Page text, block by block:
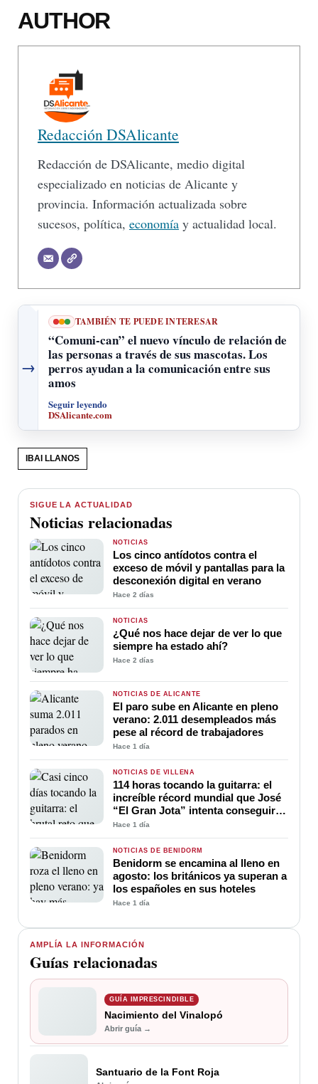
AUTHOR
Redacción DSAlicante
Redacción de DSAlicante, medio digital
especializado en noticias de Alicante y
provincia. Información actualizada sobre
sucesos, política, economía y actualidad local.
→
TAMBIÉN TE PUEDE INTERESAR
“Comuni-can” el nuevo vínculo de relación de
las personas a través de sus mascotas. Los
perros ayudan a la comunicación entre sus
amos
Seguir leyendo
DSAlicante.com
IBAI LLANOS
AMPLÍA LA INFORMACIÓN
Guías relacionadas
GUÍA IMPRESCINDIBLE
Nacimiento del Vinalopó
Abrir guía →
Santuario de la Font Roja
SIGUE LA ACTUALIDAD
Noticias relacionadas
NOTICIAS
Los cinco antídotos contra el
exceso de móvil y pantallas para la
desconexión digital en verano
Hace 2 días
NOTICIAS
¿Qué nos hace dejar de ver lo que
siempre ha estado ahí?
Hace 2 días
NOTICIAS DE ALICANTE
El paro sube en Alicante en pleno
verano: 2.011 desempleados más
pese al récord de trabajadores
Hace 1 día
NOTICIAS DE VILLENA
114 horas tocando la guitarra: el
increíble récord mundial que José
“El Gran Jota” intenta conseguir
en Villena
Hace 1 día
NOTICIAS DE BENIDORM
Benidorm se encamina al lleno en
agosto: los británicos ya superan a
los españoles en sus hoteles
Hace 1 día